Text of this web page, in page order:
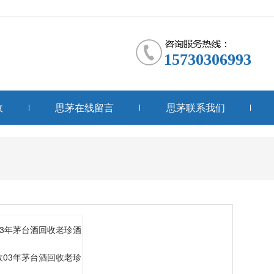
15730306993
思茅在线留言 思茅联系我们
年茅台酒回收老珍